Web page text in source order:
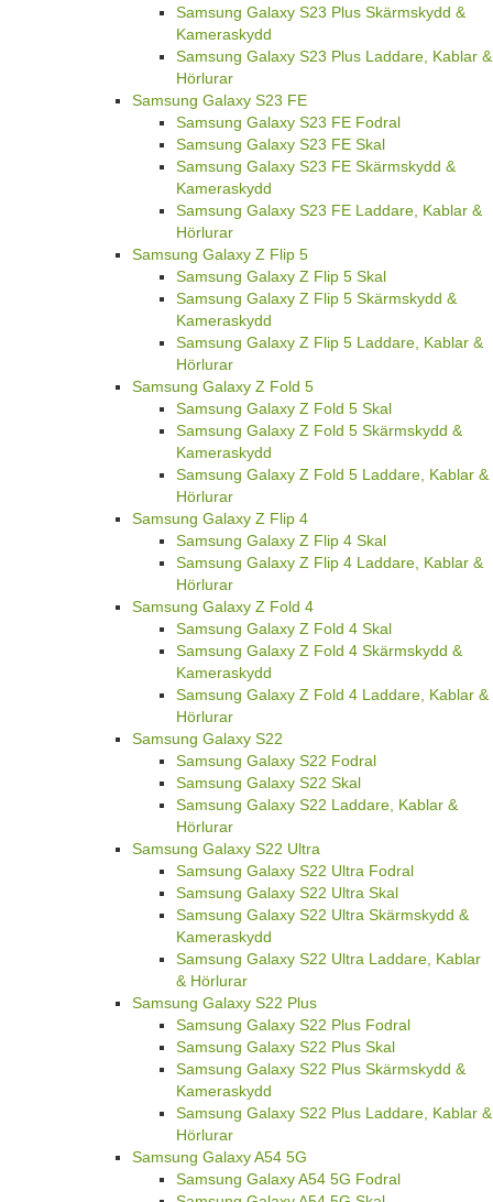
Samsung Galaxy S23 Plus Skärmskydd &
Kameraskydd
Samsung Galaxy S23 Plus Laddare, Kablar &
Hörlurar
Samsung Galaxy S23 FE
Samsung Galaxy S23 FE Fodral
Samsung Galaxy S23 FE Skal
Samsung Galaxy S23 FE Skärmskydd &
Kameraskydd
Samsung Galaxy S23 FE Laddare, Kablar &
Hörlurar
Samsung Galaxy Z Flip 5
Samsung Galaxy Z Flip 5 Skal
Samsung Galaxy Z Flip 5 Skärmskydd &
Kameraskydd
Samsung Galaxy Z Flip 5 Laddare, Kablar &
Hörlurar
Samsung Galaxy Z Fold 5
Samsung Galaxy Z Fold 5 Skal
Samsung Galaxy Z Fold 5 Skärmskydd &
Kameraskydd
Samsung Galaxy Z Fold 5 Laddare, Kablar &
Hörlurar
Samsung Galaxy Z Flip 4
Samsung Galaxy Z Flip 4 Skal
Samsung Galaxy Z Flip 4 Laddare, Kablar &
Hörlurar
Samsung Galaxy Z Fold 4
Samsung Galaxy Z Fold 4 Skal
Samsung Galaxy Z Fold 4 Skärmskydd &
Kameraskydd
Samsung Galaxy Z Fold 4 Laddare, Kablar &
Hörlurar
Samsung Galaxy S22
Samsung Galaxy S22 Fodral
Samsung Galaxy S22 Skal
Samsung Galaxy S22 Laddare, Kablar &
Hörlurar
Samsung Galaxy S22 Ultra
Samsung Galaxy S22 Ultra Fodral
Samsung Galaxy S22 Ultra Skal
Samsung Galaxy S22 Ultra Skärmskydd &
Kameraskydd
Samsung Galaxy S22 Ultra Laddare, Kablar
& Hörlurar
Samsung Galaxy S22 Plus
Samsung Galaxy S22 Plus Fodral
Samsung Galaxy S22 Plus Skal
Samsung Galaxy S22 Plus Skärmskydd &
Kameraskydd
Samsung Galaxy S22 Plus Laddare, Kablar &
Hörlurar
Samsung Galaxy A54 5G
Samsung Galaxy A54 5G Fodral